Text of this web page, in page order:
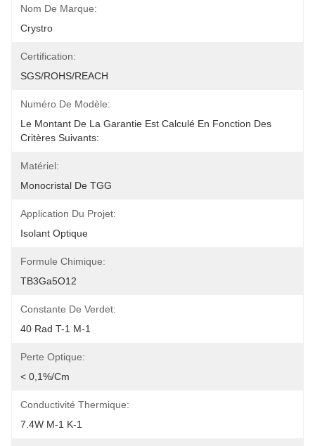
Nom De Marque:
Crystro
Certification:
SGS/ROHS/REACH
Numéro De Modèle:
Le Montant De La Garantie Est Calculé En Fonction Des
Critères Suivants:
Matériel:
Monocristal De TGG
Application Du Projet:
Isolant Optique
Formule Chimique:
TB3Ga5O12
Constante De Verdet:
40 Rad T-1 M-1
Perte Optique:
< 0,1%/cm
Conductivité Thermique:
7.4W M-1 K-1